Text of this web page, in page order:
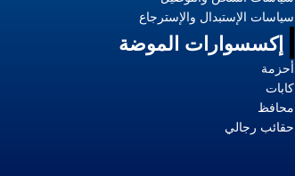
سياسات الإستبدال والإسترجاع
إكسسوارات الموضة
أحزمة
كابات
محافظ
حقائب رجالي